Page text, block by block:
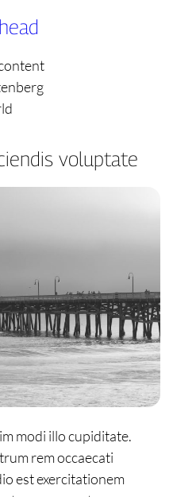
voluptate
modi illo cupiditate.
rem occaecati
est exercitationem